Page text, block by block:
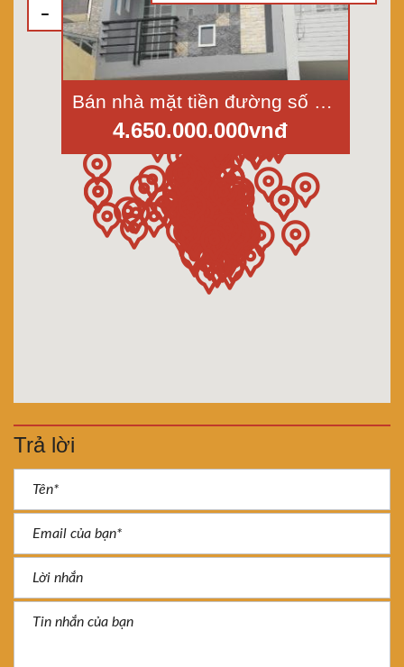
Bán nhà mặt tiền đường số 9, kdc Hồ Ngọc Lãm, p.An Lạc, q.Bình Tân, dt 4x20m
4.650.000.000vnđ
Trả lời